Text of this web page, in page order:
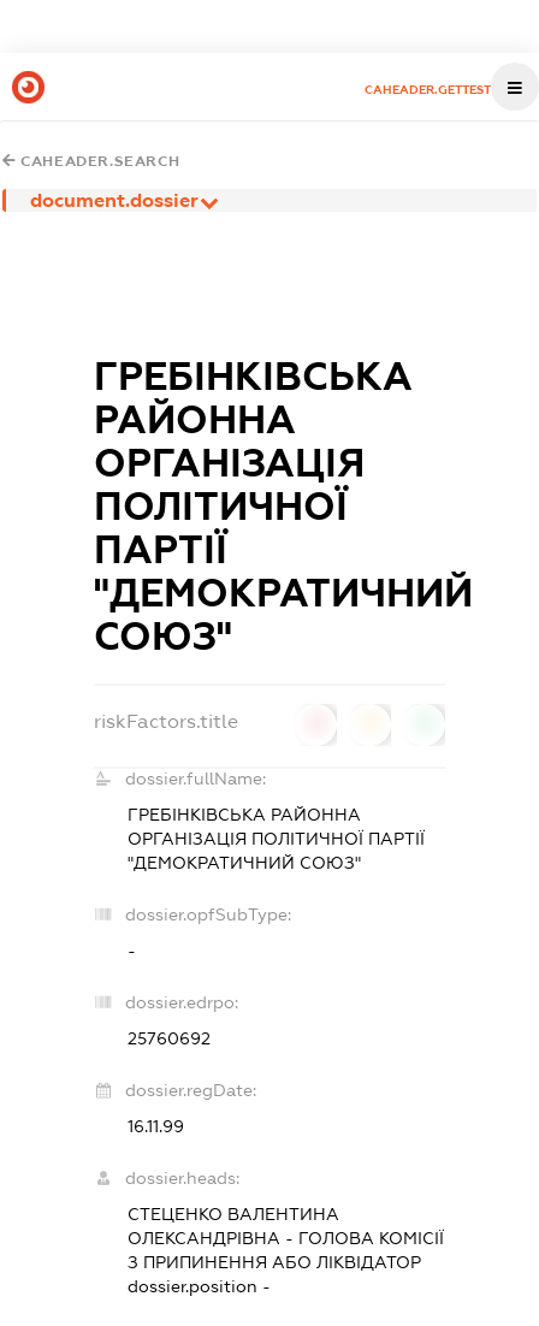
CAHEADER.GETTEST
CAHEADER.SEARCH
document.dossier
ГРЕБІНКІВСЬКА
РАЙОННА
ОРГАНІЗАЦІЯ
ПОЛІТИЧНОЇ
ПАРТІЇ
"ДЕМОКРАТИЧНИЙ
СОЮЗ"
riskFactors.title
dossier.fullName:
ГРЕБІНКІВСЬКА РАЙОННА
ОРГАНІЗАЦІЯ ПОЛІТИЧНОЇ ПАРТІЇ
"ДЕМОКРАТИЧНИЙ СОЮЗ"
dossier.opfSubType:
-
dossier.edrpo:
25760692
dossier.regDate:
16.11.99
dossier.heads:
СТЕЦЕНКО ВАЛЕНТИНА
ОЛЕКСАНДРІВНА - ГОЛОВА КОМІСІЇ
З ПРИПИНЕННЯ АБО ЛІКВІДАТОР
dossier.position -